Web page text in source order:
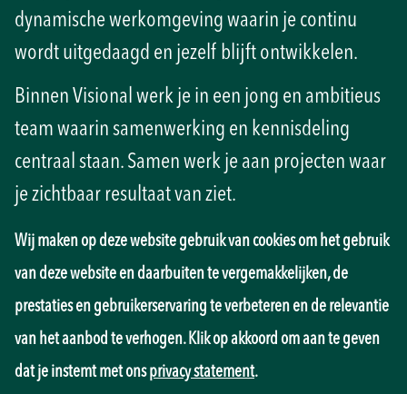
dynamische werkomgeving waarin je continu
wordt uitgedaagd en jezelf blijft ontwikkelen.
Binnen Visional werk je in een jong en ambitieus
team waarin samenwerking en kennisdeling
centraal staan. Samen werk je aan projecten waar
je zichtbaar resultaat van ziet.
Wij maken op deze website gebruik van cookies om het gebruik
van deze website en daarbuiten te vergemakkelijken, de
prestaties en gebruikerservaring te verbeteren en de relevantie
van het aanbod te verhogen. Klik op akkoord om aan te geven
dat je instemt met onsprivacy statement.